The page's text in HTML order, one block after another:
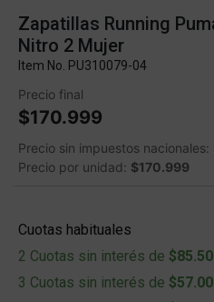
Zapatillas Running
Nitro 2 Mujer
Item No. PU310079-04
Precio final
$170.999
Precio sin impuestos nacionales:
Precio por unidad: $170.999
Cuotas habituales
2 Cuotas sin interés de
3 Cuotas sin interés de